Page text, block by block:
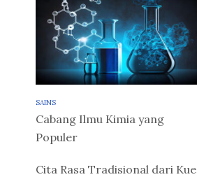
SAINS
Cabang Ilmu Kimia yang
Populer
Cita Rasa Tradisional dari Kue